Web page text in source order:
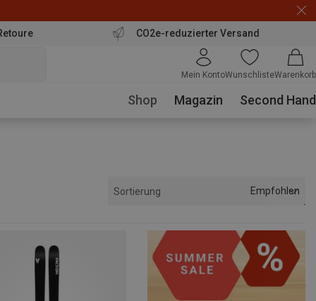
CO2e-reduzierter Versand
Mein KontoWunschlisteWarenkorb
Shop Magazin Second Hand
Sortierung Empfohlen